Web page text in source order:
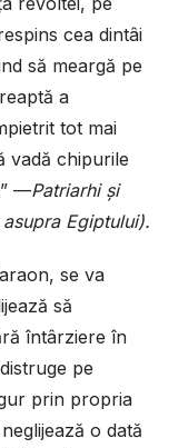
cea dintâi
să meargă pe
a
tot mai
vadă chipurile
—Patriarhi și
Egiptului).
se va
să
întârziere în
pe
prin propria
o dată